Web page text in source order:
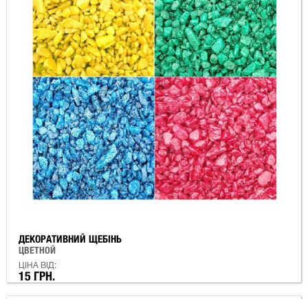
ДЕКОРАТИВНИЙ ЩЕБІНЬ
ЦВЕТНОЙ
ЦІНА ВІД:
15 ГРН.